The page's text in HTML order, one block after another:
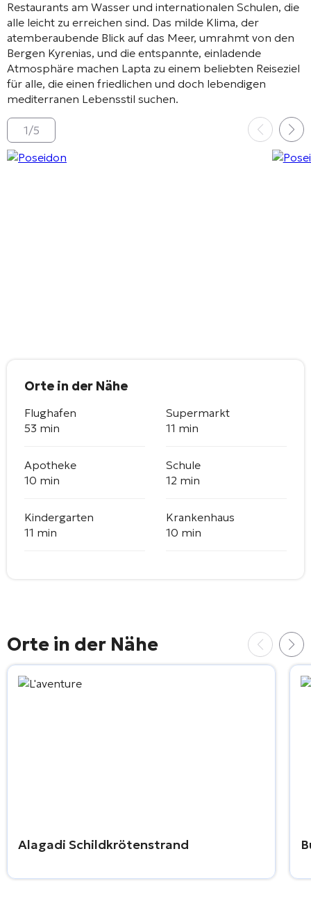
Restaurants am Wasser und internationalen Schulen, die
alle leicht zu erreichen sind. Das milde Klima, der
atemberaubende Blick auf das Meer, umrahmt von den
Bergen Kyrenias, und die entspannte, einladende
Atmosphäre machen Lapta zu einem beliebten Reiseziel
für alle, die einen friedlichen und doch lebendigen
mediterranen Lebensstil suchen.
1/5
Orte in der Nähe
Flughafen
53 min
Supermarkt
11 min
Apotheke
10 min
Schule
12 min
Kindergarten
11 min
Krankenhaus
10 min
Orte in der Nähe
Alagadi Schildkrötenstrand